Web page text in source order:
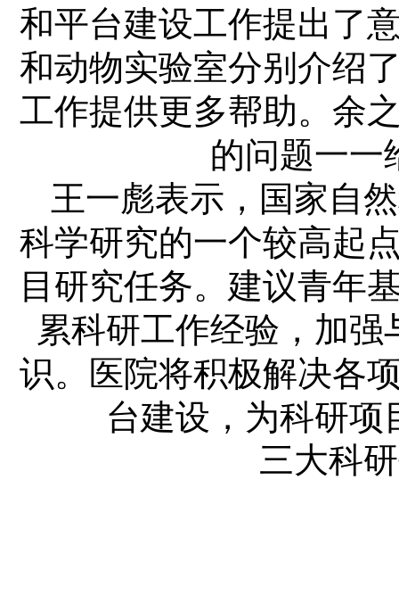
和平台建设工作提出了
和动物实验室分别介绍
工作提供更多帮助。余
的问题一一
王一彪表示，国家自
科学研究的一个较高起
目研究任务。建议青年
累科研工作经验，加
识。医院将积极解决各
台建设，为科研
三大科